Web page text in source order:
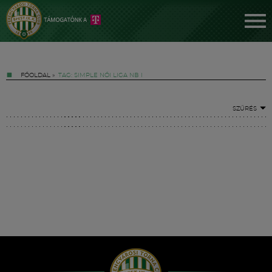
FŐOLDAL » TAG: SIMPLE NŐI LIGA NB I
SZŰRÉS
Hírek